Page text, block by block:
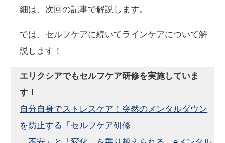
細は、次回の記事で解説します。
では、セルフケアに続いてラインケアについて解
説します！
エリクシアでもセルフケア研修を実施していま
す！
自分自身でストレスケア！突然のメンタルダウン
を防止する「セルフケア研修」